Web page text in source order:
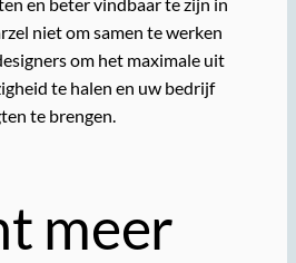
niet om samen te werken
om het maximale uit
te halen en uw bedrijf
te brengen.
meer